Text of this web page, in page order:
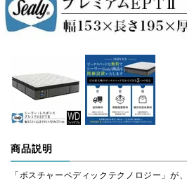
商品説明
「ポスチャーペディックテクノロジー」が